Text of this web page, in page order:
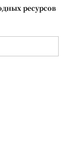
ресурсов